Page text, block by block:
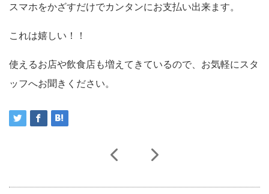
スマホをかざすだけでカンタンにお支払い出来ます。
これは嬉しい！！
使えるお店や飲食店も増えてきているので、お気軽にスタ
ッフへお聞きください。